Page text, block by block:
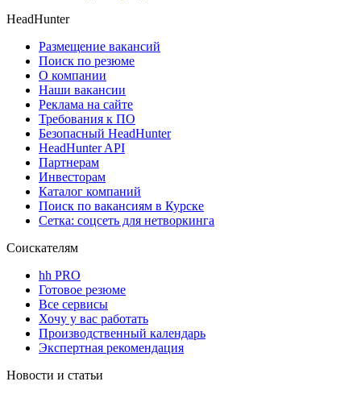
HeadHunter
Размещение вакансий
Поиск по резюме
О компании
Наши вакансии
Реклама на сайте
Требования к ПО
Безопасный HeadHunter
HeadHunter API
Партнерам
Инвесторам
Каталог компаний
Поиск по вакансиям в Курске
Сетка: соцсеть для нетворкинга
Соискателям
hh PRO
Готовое резюме
Все сервисы
Хочу у вас работать
Производственный календарь
Экспертная рекомендация
Новости и статьи